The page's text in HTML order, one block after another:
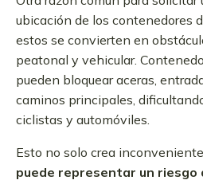
ubicación de los contenedores
estos se convierten en
peatonal y vehicular.
pueden bloquear aceras,
caminos principales,
ciclistas y automóviles.
Esto no solo crea
puede representar un riesgo